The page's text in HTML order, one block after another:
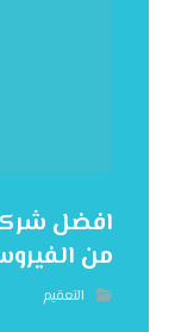
من
التعقيم